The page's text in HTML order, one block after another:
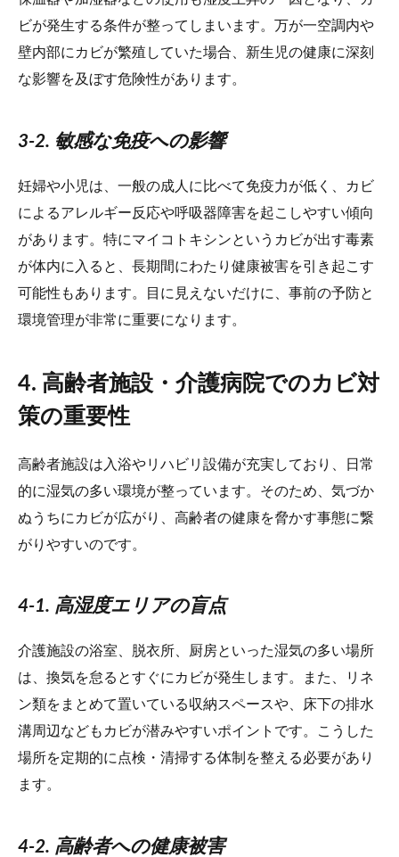
ビが発生する条件が整ってしまいます。万が一空調内や
壁内部にカビが繁殖していた場合、新生児の健康に深刻
な影響を及ぼす危険性があります。
3-2. 敏感な免疫への影響
妊婦や小児は、一般の成人に比べて免疫力が低く、カビ
によるアレルギー反応や呼吸器障害を起こしやすい傾向
があります。特にマイコトキシンというカビが出す毒素
が体内に入ると、長期間にわたり健康被害を引き起こす
可能性もあります。目に見えないだけに、事前の予防と
環境管理が非常に重要になります。
4. 高齢者施設・介護病院でのカビ対
策の重要性
高齢者施設は入浴やリハビリ設備が充実しており、日常
的に湿気の多い環境が整っています。そのため、気づか
ぬうちにカビが広がり、高齢者の健康を脅かす事態に繋
がりやすいのです。
4-1. 高湿度エリアの盲点
介護施設の浴室、脱衣所、厨房といった湿気の多い場所
は、換気を怠るとすぐにカビが発生します。また、リネ
ン類をまとめて置いている収納スペースや、床下の排水
溝周辺などもカビが潜みやすいポイントです。こうした
場所を定期的に点検・清掃する体制を整える必要があり
ます。
4-2. 高齢者への健康被害